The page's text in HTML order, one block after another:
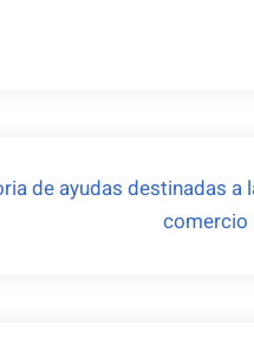
de ayudas destinadas
comercio